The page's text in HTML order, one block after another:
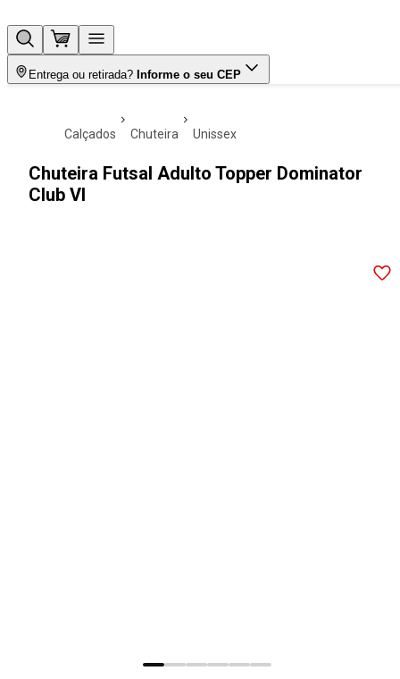
Entrega ou retirada? Informe o seu CEP
calçados chuteira unissex
Chuteira Futsal Adulto Topper Dominator
Club VI